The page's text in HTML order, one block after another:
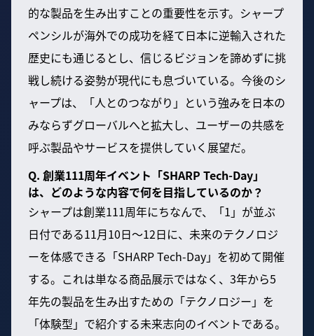
的な製品を生み出すことの重要性を示す。シャープ
ペンシルが海外での成功を経て日本に逆輸入された
歴史にも通じるとし、信じるビジョンを諦めずに挑
戦し続ける姿勢が現代にも息づいている。今後のシ
ャープは、「人とのつながり」という強みを日本の
みならずグローバルへと拡大し、ユーザーの共感を
呼ぶ製品やサービスを提供していく展望だ。
Q. 創業111周年イベント「SHARP Tech-Day」
は、どのような内容で何を目指しているのか？
シャープは創業111周年にちなんで、「1」が並ぶ
日付である11月10日〜12日に、未来のテクノロジ
ーを体感できる「SHARP Tech-Day」を初めて開催
する。これは単なる商品展示ではなく、3年から5
年先の製品を生み出すための「テクノロジー」を
「体験型」で紹介する未来志向のイベントである。